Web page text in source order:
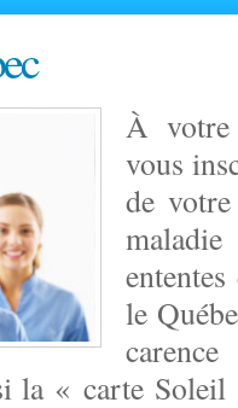
À votre
vous
de
le
la « carte